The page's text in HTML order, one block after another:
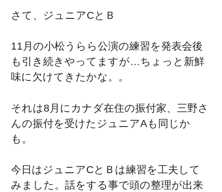
さて、ジュニアCとＢ
11月の小松うらら公演の練習を発表会後
も引き続きやってますが…ちょっと新鮮
味に欠けてきたかな。。
それは8月にカナダ在住の振付家、三野さ
んの振付を受けたジュニアAも同じか
も。
今日はジュニアCとＢは練習を工夫して
みました。話をする事で頭の整理が出来